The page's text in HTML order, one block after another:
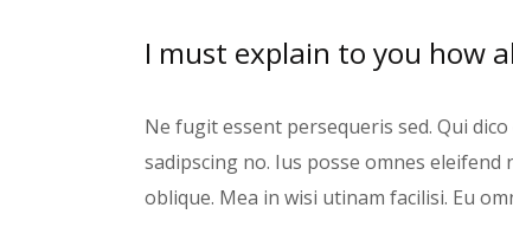
I must explain to you how
Ne fugit essent persequeris sed. Qui dico
sadipscing no. Ius posse omnes eleifend
oblique. Mea in wisi utinam facilisi. Eu